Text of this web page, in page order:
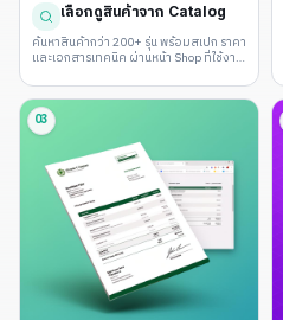
เลือกดูสินค้าจาก Catalog
ค้นหาสินค้ากว่า 200+ รุ่น พร้อมสเปก ราคา
และเอกสารเทคนิค ผ่านหน้า Shop ที่ใช้งาน
03